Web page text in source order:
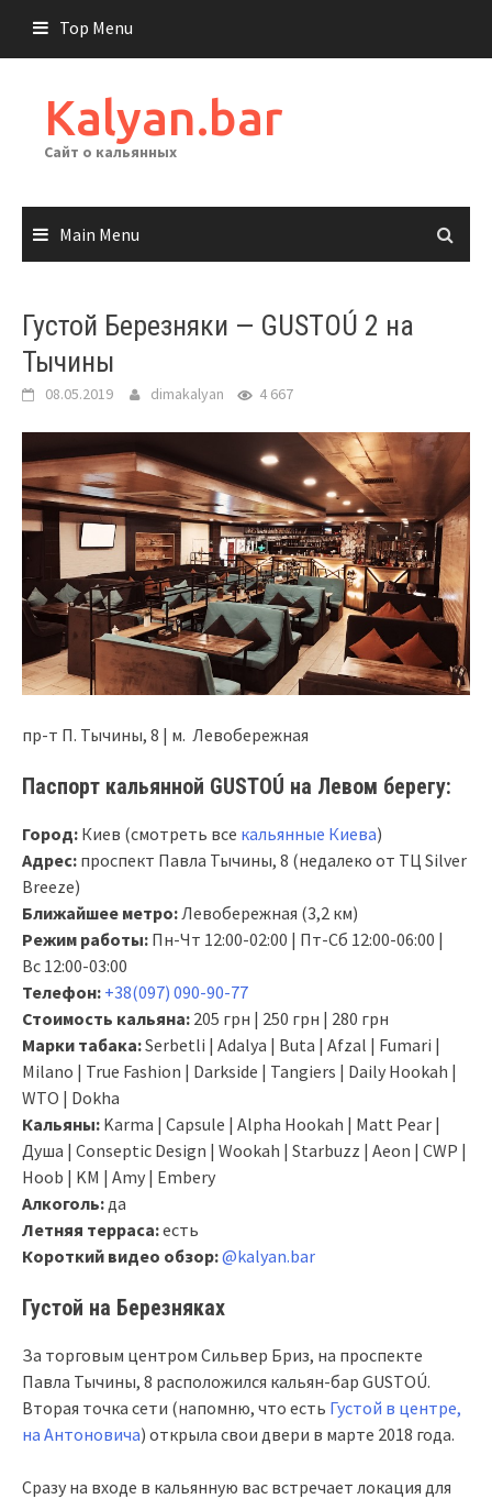
content
Top Menu
Kalyan.bar
Сайт о кальянных
Main Menu
Густой Березняки — GUSTOÚ 2 на
Тычины
08.05.2019 dimakalyan 4 667
пр-т П. Тычины, 8 | м. Левобережная
Паспорт кальянной GUSTOÚ на Левом берегу:
Город: Киев (смотреть все кальянные Киева)
Адрес: проспект Павла Тычины, 8 (недалеко от ТЦ Silver
Breeze)
Ближайшее метро: Левобережная (3,2 км)
Режим работы: Пн-Чт 12:00-02:00 | Пт-Сб 12:00-06:00 |
Вс 12:00-03:00
Телефон: +38(097) 090-90-77
Стоимость кальяна: 205 грн | 250 грн | 280 грн
Марки табака:Serbetli | Adalya | Buta | Afzal | Fumari |
Milano | True Fashion | Darkside | Tangiers | Daily Hookah |
WTO | Dokha
Кальяны: Karma | Capsule | Alpha Hookah | Matt Pear |
Душа | Conseptic Design | Wookah | Starbuzz | Aeon | CWP |
Hoob | KM | Amy | Embery
Алкоголь: да
Летняя терраса:есть
Короткий видео обзор:@kalyan.bar
Густой на Березняках
За торговым центром Сильвер Бриз, на проспекте
Павла Тычины, 8 расположился кальян-бар GUSTOÚ.
Вторая точка сети (напомню, что есть Густой в центре,
на Антоновича) открыла свои двери в марте 2018 года.
Сразу на входе в кальянную вас встречает локация для